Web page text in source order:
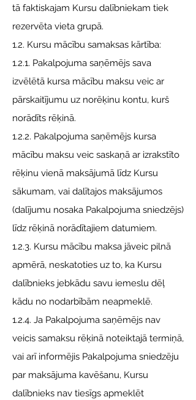
tā faktiskajam Kursu dalībniekam tiek
rezervēta vieta grupā.
1.2. Kursu mācību samaksas kārtība:
1.2.1. Pakalpojuma saņēmējs sava
izvēlētā kursa mācību maksu veic ar
pārskaitījumu uz norēķinu kontu, kurš
norādīts rēķinā.
1.2.2. Pakalpojuma saņēmējs kursa
mācību maksu veic saskaņā ar izrakstīto
rēķinu vienā maksājumā līdz Kursu
sākumam, vai dalītajos maksājumos
(dalījumu nosaka Pakalpojuma sniedzējs)
līdz rēķinā norādītajiem datumiem.
1.2.3. Kursu mācību maksa jāveic pilnā
apmērā, neskatoties uz to, ka Kursu
dalībnieks jebkādu savu iemeslu dēļ
kādu no nodarbībām neapmeklē.
1.2.4. Ja Pakalpojuma saņēmējs nav
veicis samaksu rēķinā noteiktajā termiņā,
vai arī informējis Pakalpojuma sniedzēju
par maksājuma kavēšanu, Kursu
dalībnieks nav tiesīgs apmeklēt